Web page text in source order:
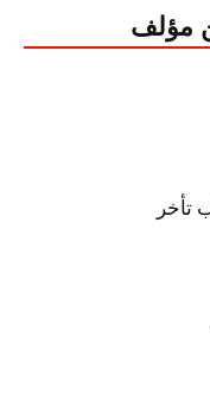
مؤلف
تأخر